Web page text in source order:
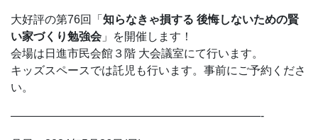
大好評の第76回「 知らなきゃ損する 後悔しないための賢
い家づくり勉強会 」を開催します！
会場は日進市民会館３階 大会議室にて行います。
キッズスペースでは託児も行います。事前にご予約くださ
い。
——————————————————————-